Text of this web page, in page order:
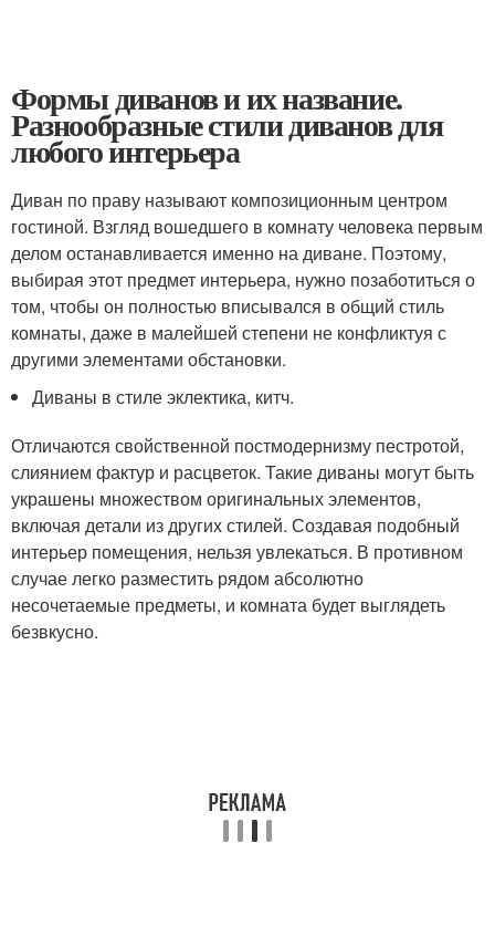
Формы диванов и их название.
Разнообразные стили диванов для
любого интерьера
Диван по праву называют композиционным центром
гостиной. Взгляд вошедшего в комнату человека первым
делом останавливается именно на диване. Поэтому,
выбирая этот предмет интерьера, нужно позаботиться о
том, чтобы он полностью вписывался в общий стиль
комнаты, даже в малейшей степени не конфликтуя с
другими элементами обстановки.
Диваны в стиле эклектика, китч.
Отличаются свойственной постмодернизму пестротой,
слиянием фактур и расцветок. Такие диваны могут быть
украшены множеством оригинальных элементов,
включая детали из других стилей. Создавая подобный
интерьер помещения, нельзя увлекаться. В противном
случае легко разместить рядом абсолютно
несочетаемые предметы, и комната будет выглядеть
безвкусно.